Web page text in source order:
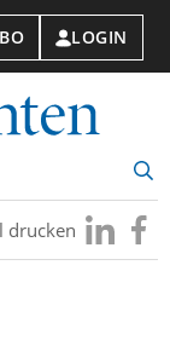
LOGIN
drucken Besuchen
Sie
Sie